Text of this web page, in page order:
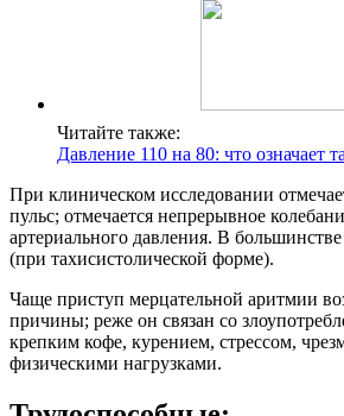
Читайте также:
Давление 110 на 80: что означает
При клиническом исследовании
пульс; отмечается непрерывное
артериального давления. В
(при тахисистолической форме).
Чаще приступ мерцательной аритмии
причины; реже он связан со
крепким кофе, курением, стрессом,
физическими нагрузками.